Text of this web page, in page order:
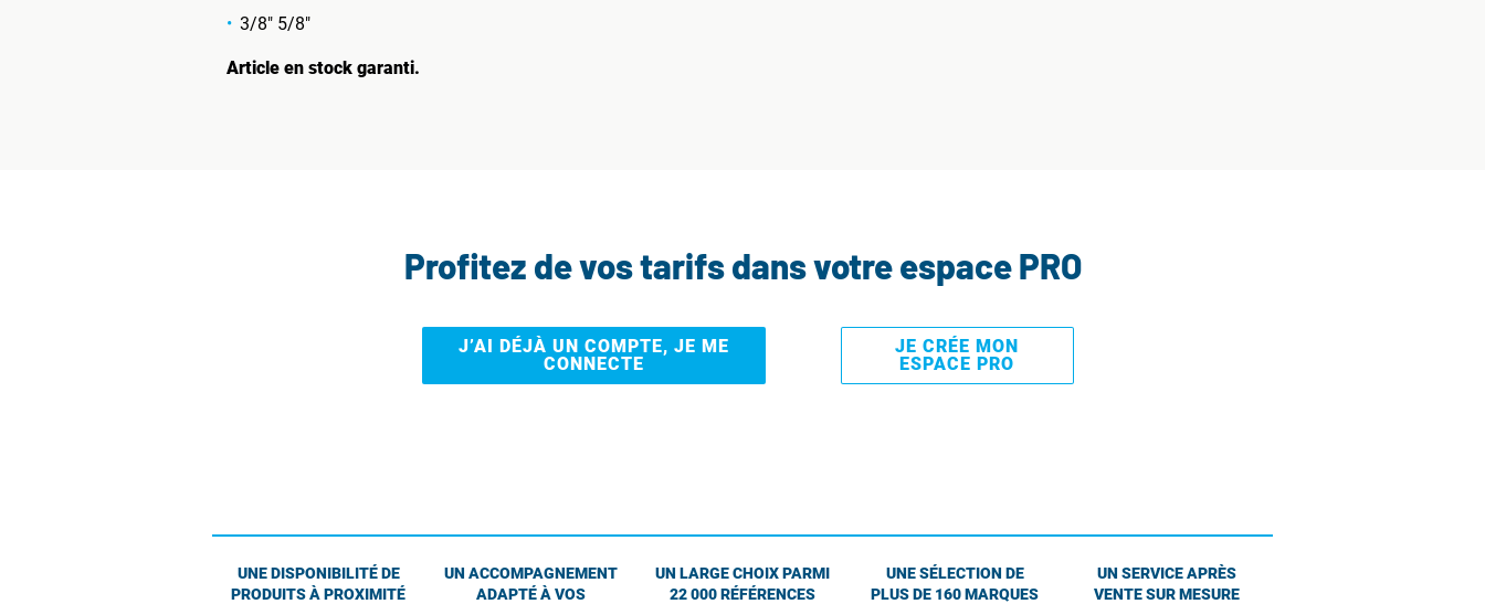
3/8" 5/8"
Article en stock garanti.
Profitez de vos tarifs dans votre espace PRO
J’AI DÉJÀ UN COMPTE, JE ME
CONNECTE
JE CRÉE MON
ESPACE PRO
UNE DISPONIBILITÉ DE
PRODUITS À PROXIMITÉ
UN ACCOMPAGNEMENT
ADAPTÉ À VOS
UN LARGE CHOIX PARMI
22 000 RÉFÉRENCES
UNE SÉLECTION DE
PLUS DE 160 MARQUES
UN SERVICE APRÈS
VENTE SUR MESURE